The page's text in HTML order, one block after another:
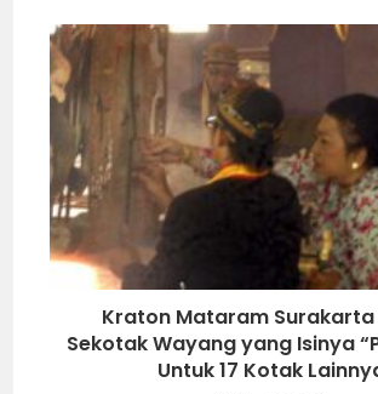
Kraton Mataram Surakarta
Sekotak Wayang yang Isinya
Untuk 17 Kotak